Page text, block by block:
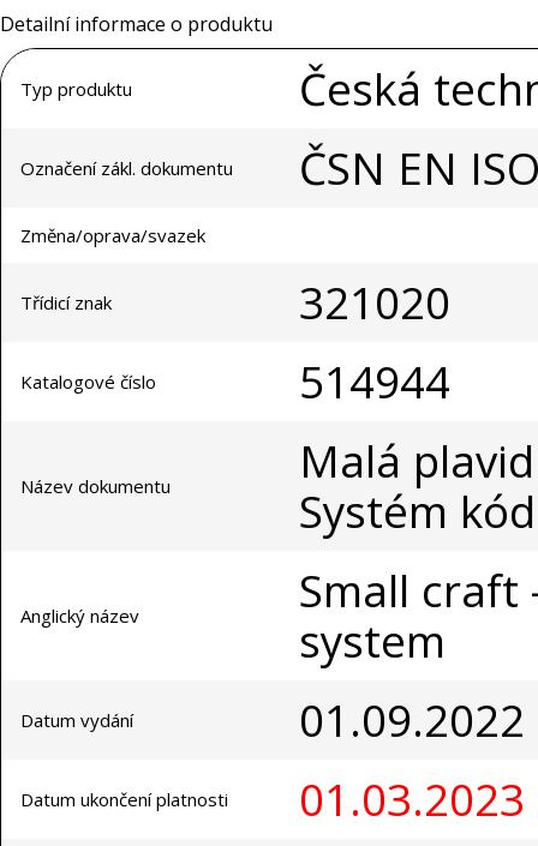
Detailní informace o produktu
Typ produktu Česká
Označení zákl. dokumentu ČSN EN
Změna/oprava/svazek
Třídicí znak 321020
Katalogové číslo 514944
Název dokumentu
Malá
Systém
Anglický název
Small craft
system
Datum vydání 01.09.2022
Datum ukončení platnosti 01.03.2023